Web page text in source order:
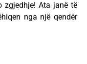
zgjedhje! Ata janë të
nga një qendër